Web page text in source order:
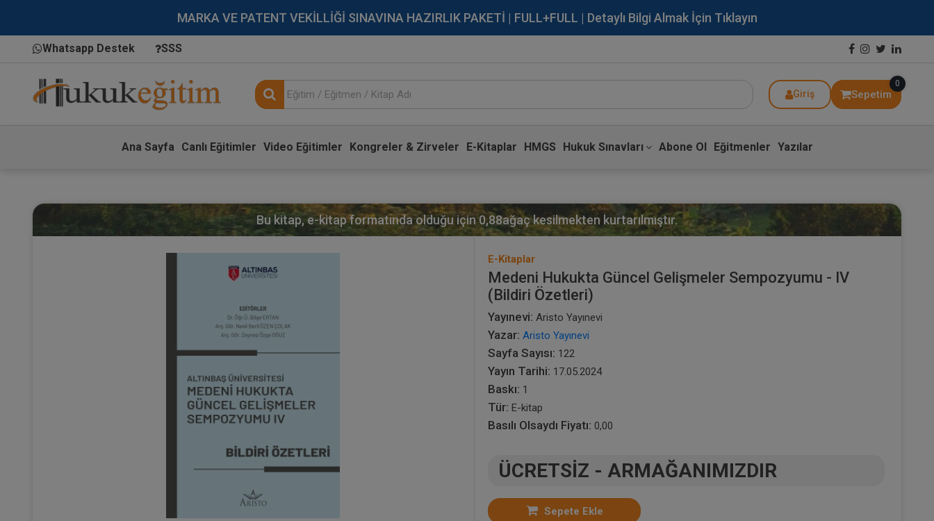
MARKA VE PATENT VEKİLLİĞİ SINAVINA HAZIRLIK PAKETİ | FULL+FULL | Detaylı Bilgi Almak İçin Tıklayın
Whatsapp Destek SSS
Giriş Sepetim
0
Ana Sayfa Canlı Eğitimler Video Eğitimler Kongreler & Zirveler E-Kitaplar HMGS Hukuk Sınavları Abone Ol Eğitmenler Yazılar
Bu kitap, e-kitap formatında olduğu için0,88ağaç kesilmekten kurtarılmıştır.
E-Kitaplar
Medeni Hukukta Güncel Gelişmeler Sempozyumu - IV
(Bildiri Özetleri)
Yayınevi: Aristo Yayınevi
Yazar: Aristo Yayınevi
Sayfa Sayısı: 122
Yayın Tarihi: 17.05.2024
Baskı: 1
Tür: E-kitap
Basılı Olsaydı Fiyatı: 0,00
ÜCRETSİZ - ARMAĞANIMIZDIR
Sepete Ekle